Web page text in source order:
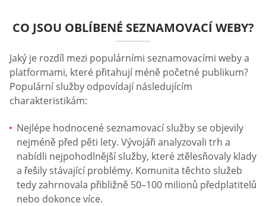
CO JSOU OBLÍBENÉ SEZNAMOVACÍ WEBY?
Jaký je rozdíl mezi populárními seznamovacími weby a
platformami, které přitahují méně početné publikum?
Populární služby odpovídají následujícím
charakteristikám:
Nejlépe hodnocené seznamovací služby se objevily
nejméně před pěti lety. Vývojáři analyzovali trh a
nabídli nejpohodlnější služby, které ztělesňovaly klady
a řešily stávající problémy. Komunita těchto služeb
tedy zahrnovala přibližně 50–100 milionů předplatitelů
nebo dokonce více.